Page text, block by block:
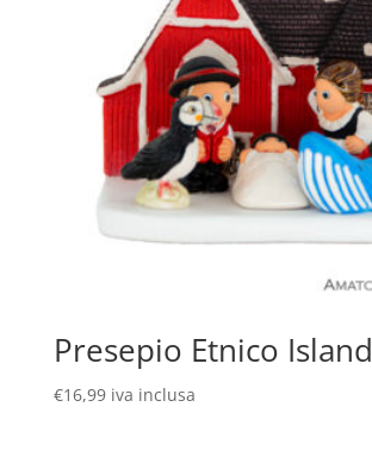
Presepio Etnico
€16,99 iva inclusa